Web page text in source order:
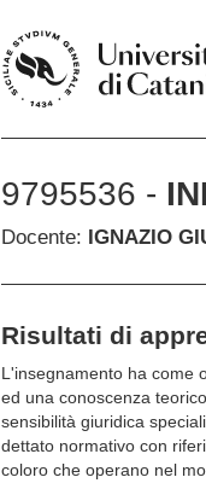
9795536 -
Docente: IGNAZIO
Risultati di
L'insegnamento ha come
ed una conoscenza
sensibilità giuridica
dettato normativo con
coloro che operano nel